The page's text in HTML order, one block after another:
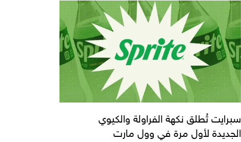
سبرايت تُطلق نكهة الفراولة والكيوي
الجديدة لأول مرة في وول مارت